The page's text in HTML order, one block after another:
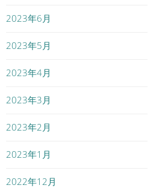
2023年6月
2023年5月
2023年4月
2023年3月
2023年2月
2023年1月
2022年12月